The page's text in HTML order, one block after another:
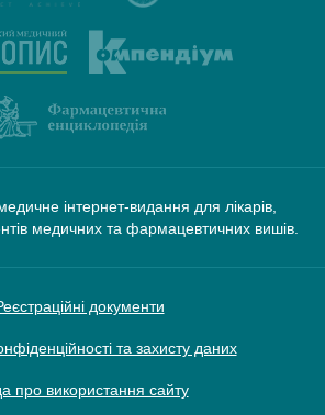
інтернет-видання для лікарів,
медичних та фармацевтичних вишів.
документи
та захисту даних
про використання сайту